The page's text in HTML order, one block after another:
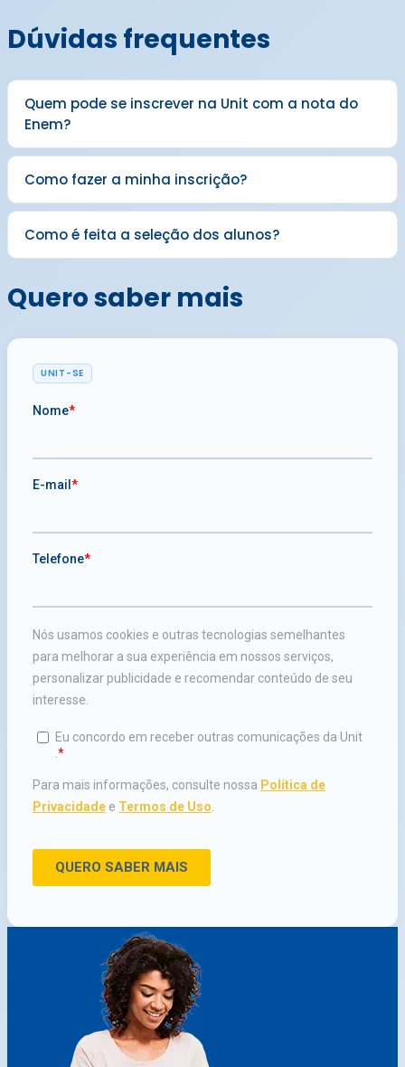
Dúvidas frequentes
Quem pode se inscrever na Unit com a nota do
Enem?
Como fazer a minha inscrição?
Como é feita a seleção dos alunos?
Quero saber mais
UNIT-SE